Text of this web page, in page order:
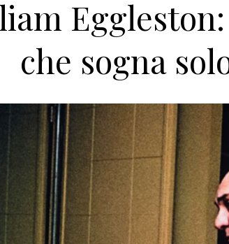
che sogna